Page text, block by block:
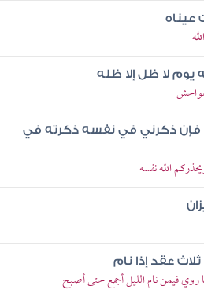
عيناه
لا ظل إلا ظله
فإن ذكرني في نفسه ذكرته في
الله نفسه
عقد إذا نام
فيمن نام الليل أجمع حتى أصبح